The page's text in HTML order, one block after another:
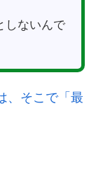
しないんで
、そこで「最